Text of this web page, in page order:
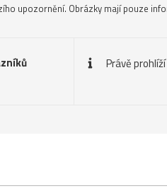
upozornění. Obrázky mají pouze
Právě prohlíží